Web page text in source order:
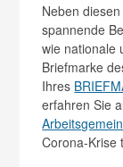
Neben
spannende
wie nationale
Briefmarke
Ihres
erfahren Sie
Corona-Krise